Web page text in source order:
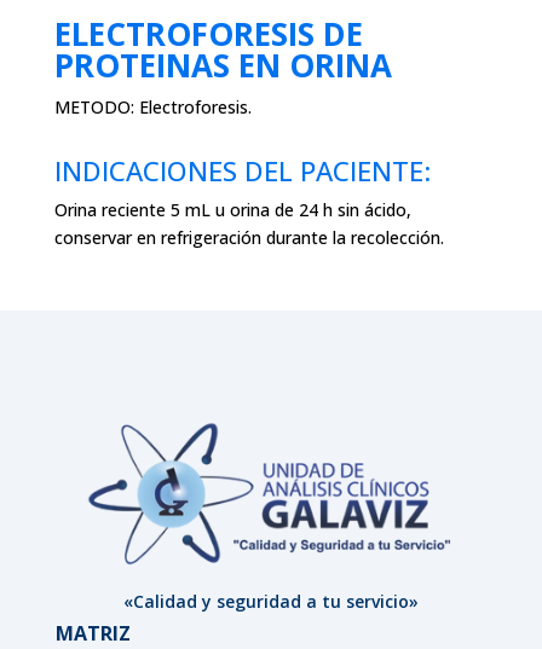
ELECTROFORESIS DE
PROTEINAS EN ORINA
METODO: Electroforesis.
INDICACIONES DEL PACIENTE:
Orina reciente 5 mL u orina de 24 h sin ácido,
conservar en refrigeración durante la recolección.
«Calidad y seguridad a tu servicio»
MATRIZ